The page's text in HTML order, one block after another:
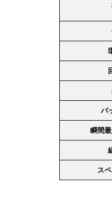
バ
瞬間
ス